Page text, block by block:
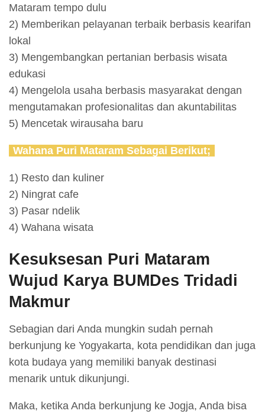
Mataram tempo dulu
2) Memberikan pelayanan terbaik berbasis kearifan
lokal
3) Mengembangkan pertanian berbasis wisata
edukasi
4) Mengelola usaha berbasis masyarakat dengan
mengutamakan profesionalitas dan akuntabilitas
5) Mencetak wirausaha baru
Wahana Puri Mataram Sebagai Berikut;
1) Resto dan kuliner
2) Ningrat cafe
3) Pasar ndelik
4) Wahana wisata
Kesuksesan Puri Mataram
Wujud Karya BUMDes Tridadi
Makmur
Sebagian dari Anda mungkin sudah pernah
berkunjung ke Yogyakarta, kota pendidikan dan juga
kota budaya yang memiliki banyak destinasi
menarik untuk dikunjungi.
Maka, ketika Anda berkunjung ke Jogja, Anda bisa